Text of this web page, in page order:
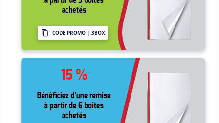
CODE PROMO | 3BOX